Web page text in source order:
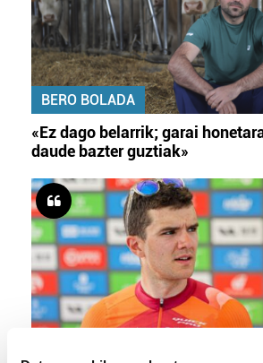
BERO BOLADA
«Ez dago belarrik; garai
daude bazter guztiak»